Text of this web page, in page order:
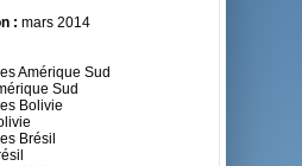
: mars 2014
Amérique Sud
Sud
Bolivie
Brésil